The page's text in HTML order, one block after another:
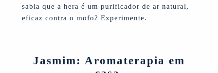
sabia que a hera é um purificador de ar natural,
eficaz contra o mofo? Experimente.
Jasmim: Aromaterapia em